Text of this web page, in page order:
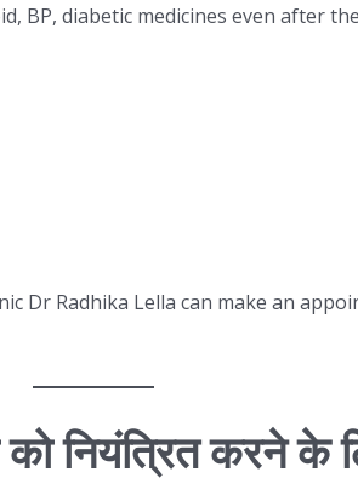
BP, diabetic medicines even after the
Dr Radhika Lella can make an
नियंत्रित करने के